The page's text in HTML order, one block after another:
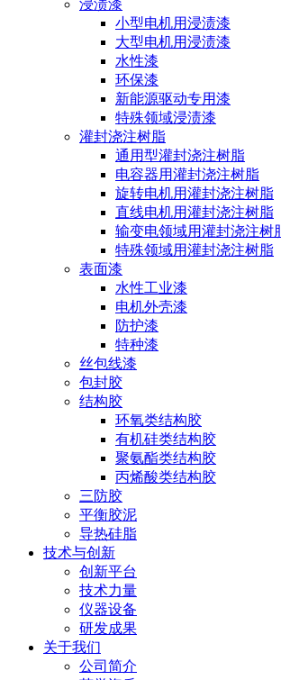
浸渍漆
小型电机用浸渍漆
大型电机用浸渍漆
水性漆
环保漆
新能源驱动专用漆
特殊领域浸渍漆
灌封浇注树脂
通用型灌封浇注树脂
电容器用灌封浇注树脂
旋转电机用灌封浇注树脂
直线电机用灌封浇注树脂
输变电领域用灌封浇注树
特殊领域用灌封浇注树脂
表面漆
水性工业漆
电机外壳漆
防护漆
特种漆
丝包线漆
包封胶
结构胶
环氧类结构胶
有机硅类结构胶
聚氨酯类结构胶
丙烯酸类结构胶
三防胶
平衡胶泥
导热硅脂
技术与创新
创新平台
技术力量
仪器设备
研发成果
关于我们
公司简介